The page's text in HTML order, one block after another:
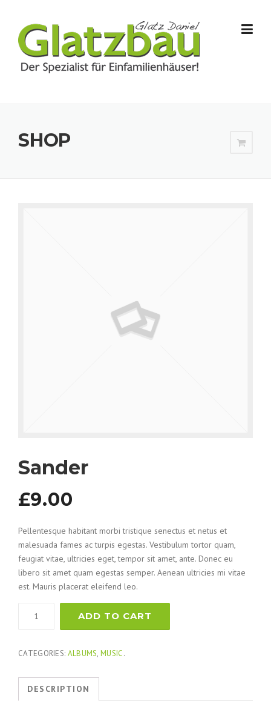
SHOP
Sander
£9.00
Pellentesque habitant morbi tristique senectus et netus et
malesuada fames ac turpis egestas. Vestibulum tortor quam,
feugiat vitae, ultricies eget, tempor sit amet, ante. Donec eu
libero sit amet quam egestas semper. Aenean ultricies mi vitae
est. Mauris placerat eleifend leo.
ADD TO CART
CATEGORIES: ALBUMS,MUSIC.
DESCRIPTION